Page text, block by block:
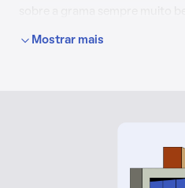
de um viveiro de aves que,
Mostrar mais